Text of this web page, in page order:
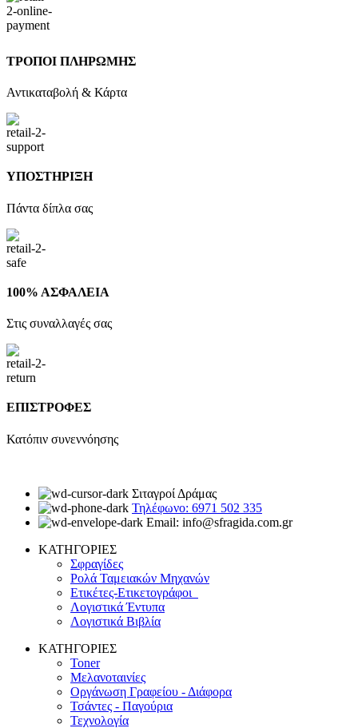
ΤΡΟΠΟΙ ΠΛΗΡΩΜΗΣ
Αντικαταβολή & Κάρτα
ΥΠΟΣΤΗΡΙΞΗ
Πάντα δίπλα σας
100% ΑΣΦΑΛΕΙΑ
Στις συναλλαγές σας
ΕΠΙΣΤΡΟΦΕΣ
Κατόπιν συνεννόησης
Σιταγροί Δράμας
Τηλέφωνο: 6971 502 335
Email: info@sfragida.com.gr
ΚΑΤΗΓΟΡΙΕΣ
Σφραγίδες
Ρολά Ταμειακών Μηχανών
Ετικέτες-Ετικετογράφοι
Λογιστικά Έντυπα
Λογιστικά Βιβλία
ΚΑΤΗΓΟΡΙΕΣ
Toner
Μελανοταινίες
Οργάνωση Γραφείου - Διάφορα
Τσάντες - Παγούρια
Τεχνολογία